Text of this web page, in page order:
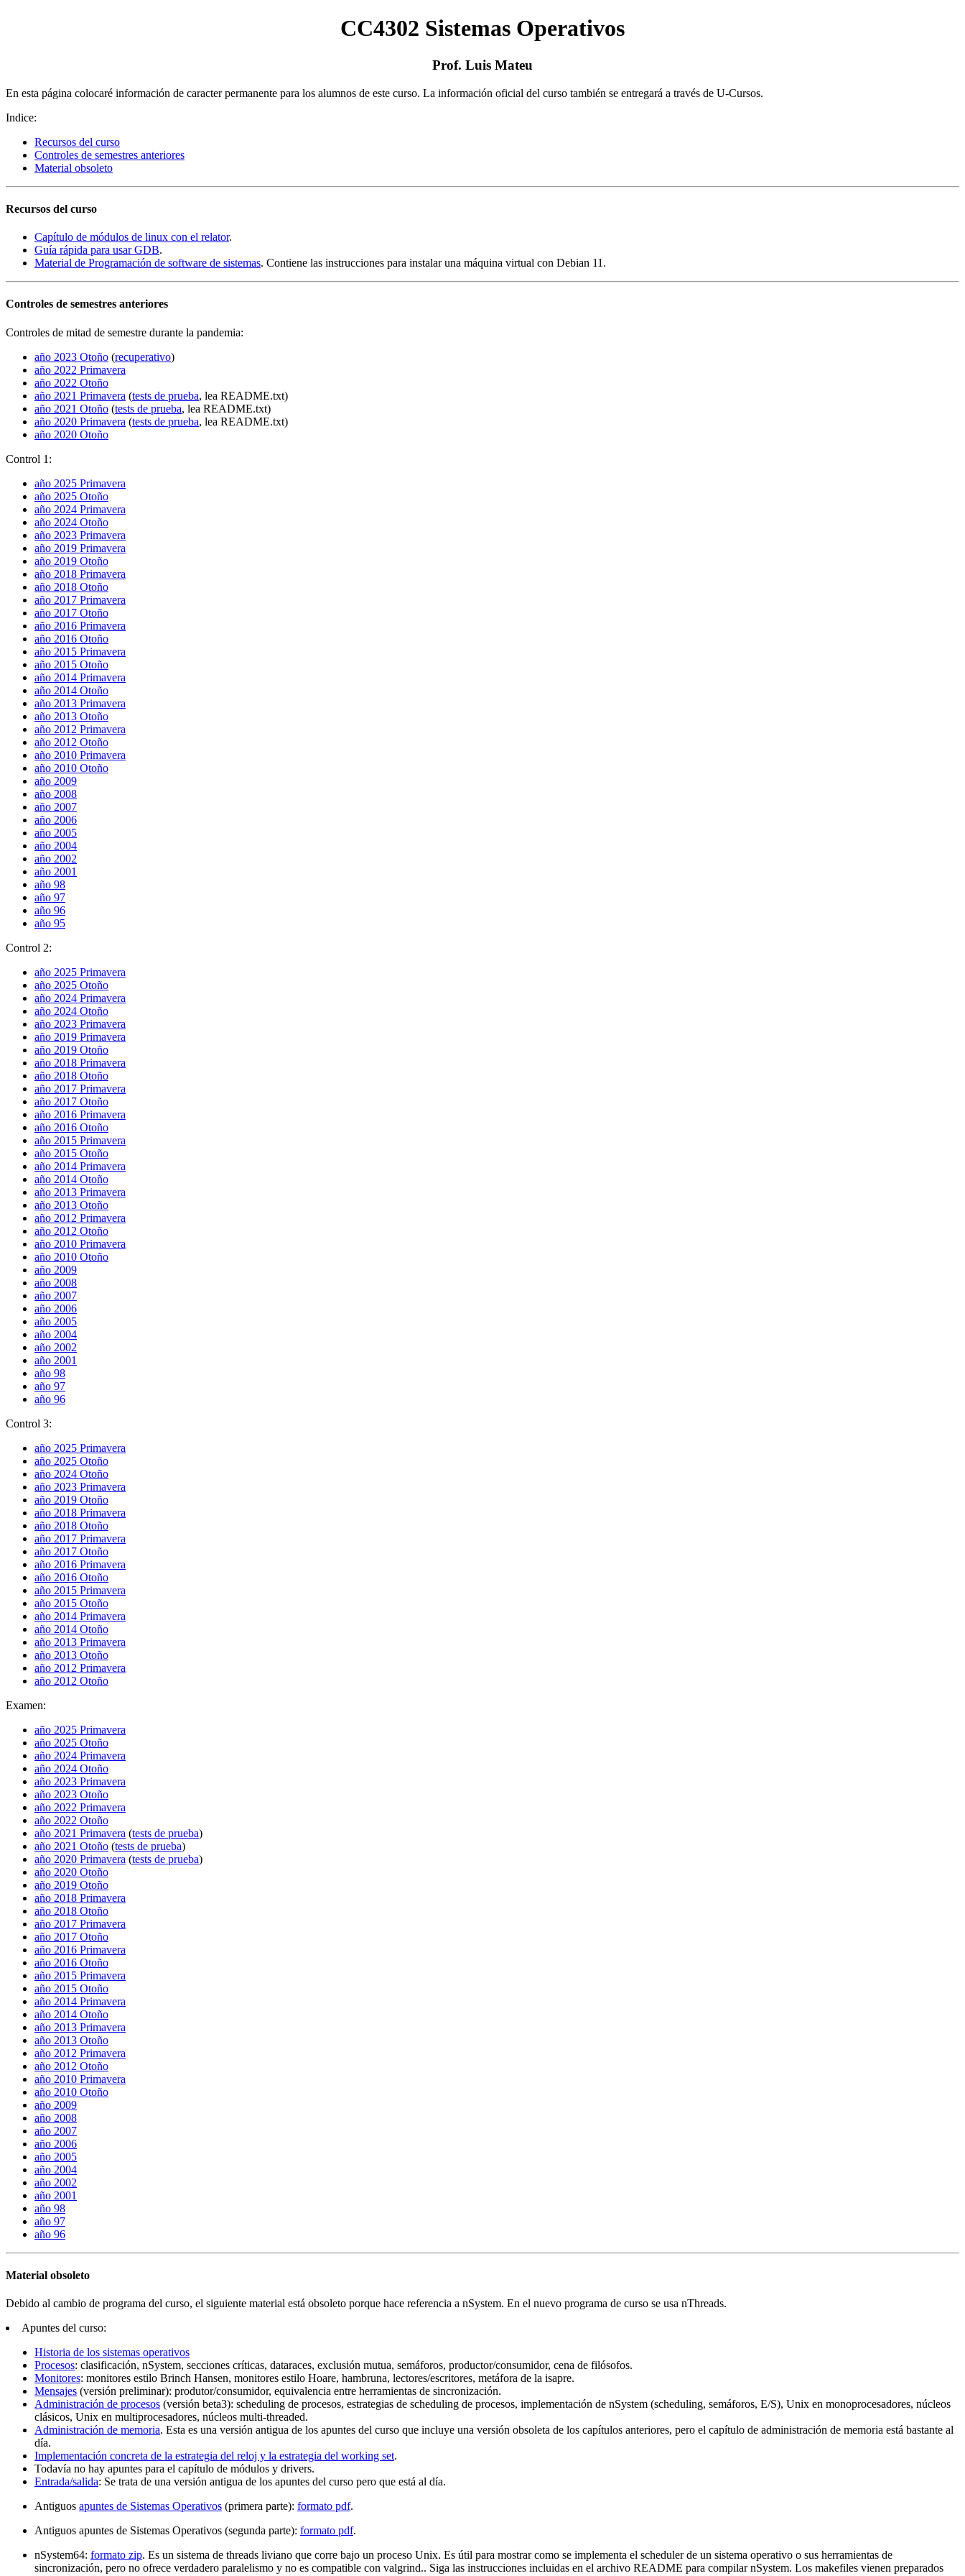
CC4302 Sistemas Operativos
Prof. Luis Mateu
En esta página colocaré información de caracter permanente para los alumnos de este curso. La información oficial del curso también se entregará a través de U-Cursos.
Indice:
Recursos del curso
Controles de semestres anteriores
Material obsoleto
Recursos del curso
Capítulo de módulos de linux con el relator.
Guía rápida para usar GDB.
Material de Programación de software de sistemas. Contiene las instrucciones para instalar una máquina virtual con Debian 11.
Controles de semestres anteriores
Controles de mitad de semestre durante la pandemia:
año 2023 Otoño (recuperativo)
año 2022 Primavera
año 2022 Otoño
año 2021 Primavera (tests de prueba, lea README.txt)
año 2021 Otoño (tests de prueba, lea README.txt)
año 2020 Primavera (tests de prueba, lea README.txt)
año 2020 Otoño
Control 1:
año 2025 Primavera
año 2025 Otoño
año 2024 Primavera
año 2024 Otoño
año 2023 Primavera
año 2019 Primavera
año 2019 Otoño
año 2018 Primavera
año 2018 Otoño
año 2017 Primavera
año 2017 Otoño
año 2016 Primavera
año 2016 Otoño
año 2015 Primavera
año 2015 Otoño
año 2014 Primavera
año 2014 Otoño
año 2013 Primavera
año 2013 Otoño
año 2012 Primavera
año 2012 Otoño
año 2010 Primavera
año 2010 Otoño
año 2009
año 2008
año 2007
año 2006
año 2005
año 2004
año 2002
año 2001
año 98
año 97
año 96
año 95
Control 2:
año 2025 Primavera
año 2025 Otoño
año 2024 Primavera
año 2024 Otoño
año 2023 Primavera
año 2019 Primavera
año 2019 Otoño
año 2018 Primavera
año 2018 Otoño
año 2017 Primavera
año 2017 Otoño
año 2016 Primavera
año 2016 Otoño
año 2015 Primavera
año 2015 Otoño
año 2014 Primavera
año 2014 Otoño
año 2013 Primavera
año 2013 Otoño
año 2012 Primavera
año 2012 Otoño
año 2010 Primavera
año 2010 Otoño
año 2009
año 2008
año 2007
año 2006
año 2005
año 2004
año 2002
año 2001
año 98
año 97
año 96
Control 3:
año 2025 Primavera
año 2025 Otoño
año 2024 Otoño
año 2023 Primavera
año 2019 Otoño
año 2018 Primavera
año 2018 Otoño
año 2017 Primavera
año 2017 Otoño
año 2016 Primavera
año 2016 Otoño
año 2015 Primavera
año 2015 Otoño
año 2014 Primavera
año 2014 Otoño
año 2013 Primavera
año 2013 Otoño
año 2012 Primavera
año 2012 Otoño
Examen:
año 2025 Primavera
año 2025 Otoño
año 2024 Primavera
año 2024 Otoño
año 2023 Primavera
año 2023 Otoño
año 2022 Primavera
año 2022 Otoño
año 2021 Primavera (tests de prueba)
año 2021 Otoño (tests de prueba)
año 2020 Primavera (tests de prueba)
año 2020 Otoño
año 2019 Otoño
año 2018 Primavera
año 2018 Otoño
año 2017 Primavera
año 2017 Otoño
año 2016 Primavera
año 2016 Otoño
año 2015 Primavera
año 2015 Otoño
año 2014 Primavera
año 2014 Otoño
año 2013 Primavera
año 2013 Otoño
año 2012 Primavera
año 2012 Otoño
año 2010 Primavera
año 2010 Otoño
año 2009
año 2008
año 2007
año 2006
año 2005
año 2004
año 2002
año 2001
año 98
año 97
año 96
Material obsoleto
Debido al cambio de programa del curso, el siguiente material está obsoleto porque hace referencia a nSystem. En el nuevo programa de curso se usa nThreads.
Apuntes del curso:
Historia de los sistemas operativos
Procesos: clasificación, nSystem, secciones críticas, dataraces, exclusión mutua, semáforos, productor/consumidor, cena de filósofos.
Monitores: monitores estilo Brinch Hansen, monitores estilo Hoare, hambruna, lectores/escritores, metáfora de la isapre.
Mensajes (versión preliminar): produtor/consumidor, equivalencia entre herramientas de sincronización.
Administración de procesos (versión beta3): scheduling de procesos, estrategias de scheduling de procesos, implementación de nSystem (scheduling, semáforos, E/S), Unix en monoprocesadores, núcleos
clásicos, Unix en multiprocesadores, núcleos multi-threaded.
Administración de memoria. Esta es una versión antigua de los apuntes del curso que incluye una versión obsoleta de los capítulos anteriores, pero el capítulo de administración de memoria está bastante al
día.
Implementación concreta de la estrategia del reloj y la estrategia del working set.
Todavía no hay apuntes para el capítulo de módulos y drivers.
Entrada/salida: Se trata de una versión antigua de los apuntes del curso pero que está al día.
Antiguos apuntes de Sistemas Operativos (primera parte): formato pdf.
Antiguos apuntes de Sistemas Operativos (segunda parte): formato pdf.
nSystem64: formato zip. Es un sistema de threads liviano que corre bajo un proceso Unix. Es útil para mostrar como se implementa el scheduler de un sistema operativo o sus herramientas de
sincronización, pero no ofrece verdadero paralelismo y no es compatible con valgrind.. Siga las instrucciones incluidas en el archivo README para compilar nSystem. Los makefiles vienen preparados